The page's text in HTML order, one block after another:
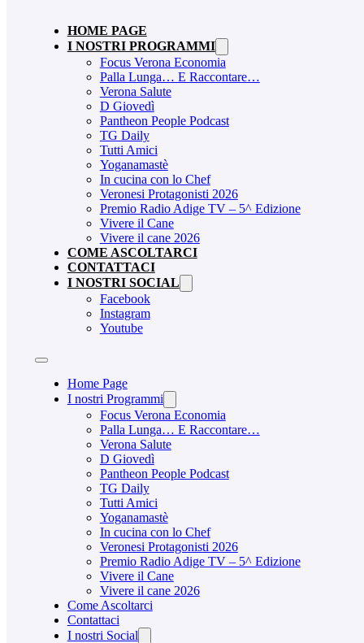
HOME PAGE
I NOSTRI PROGRAMMI
Focus Verona Economia
Palla Lunga… E Raccontare…
Verona Salute
D Giovedì
Pantheon People Podcast
TG Daily
Tutti Amici
Yoganamastè
In cucina con lo Chef
Veronesi Protagonisti 2026
Premio Radio Adige TV – 5^ Edizione
Vivere il Cane
Vivere il cane 2026
COME ASCOLTARCI
CONTATTACI
I NOSTRI SOCIAL
Facebook
Instagram
Youtube
Home Page
I nostri Programmi
Focus Verona Economia
Palla Lunga… E Raccontare…
Verona Salute
D Giovedì
Pantheon People Podcast
TG Daily
Tutti Amici
Yoganamastè
In cucina con lo Chef
Veronesi Protagonisti 2026
Premio Radio Adige TV – 5^ Edizione
Vivere il Cane
Vivere il cane 2026
Come Ascoltarci
Contattaci
I nostri Social